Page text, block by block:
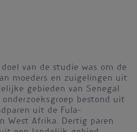
van de studie was om de
moeders en zuigelingen uit
gebieden van Senegal
bestond uit
uit de Fula-
West Afrika. Dertig paren